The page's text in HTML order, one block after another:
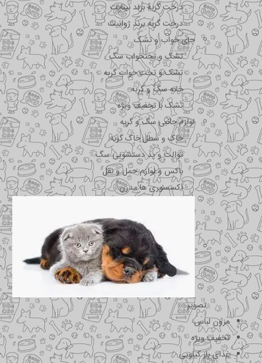
درخت گربه برند نیناپت
درخت گربه برند ژوانیت
جای خواب و تشک
تشک و تختحواب سگ
تشک و تخت خواب گربه
خانه سگ و گربه
تشک با تخفیف ویژه
لوازم جانبی سگ و گربه
خاک و سطل خاک گربه
توالت و پد دستشویی سگ
باکس و لوازم حمل و نقل
اکسسوری ها مدرن
تصویر
مزون لباس
تخفیف ویژه
غذای باز کیلویی